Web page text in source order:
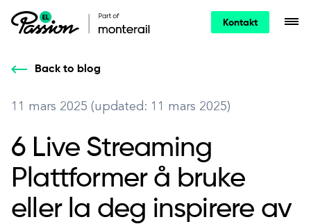
Kontakt
Back to blog
11 mars 2025 (updated: 11 mars 2025)
6 Live Streaming
Plattformer å bruke
eller la deg inspirere av